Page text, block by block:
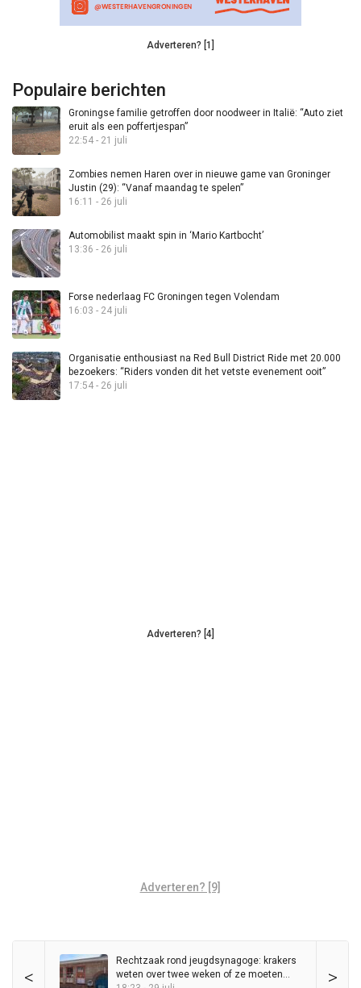
Adverteren? [1]
Populaire berichten
Groningse familie getroffen door noodweer in Italië: “Auto ziet
eruit als een poffertjespan”
22:54 - 21 juli
Zombies nemen Haren over in nieuwe game van Groninger
Justin (29): “Vanaf maandag te spelen”
16:11 - 26 juli
Automobilist maakt spin in ‘Mario Kartbocht’
13:36 - 26 juli
Forse nederlaag FC Groningen tegen Volendam
16:03 - 24 juli
Organisatie enthousiast na Red Bull District Ride met 20.000
bezoekers: “Riders vonden dit het vetste evenement ooit”
17:54 - 26 juli
Adverteren? [4]
Adverteren? [9]
< >
Rechtzaak rond jeugdsynagoge: krakers
weten over twee weken of ze moeten